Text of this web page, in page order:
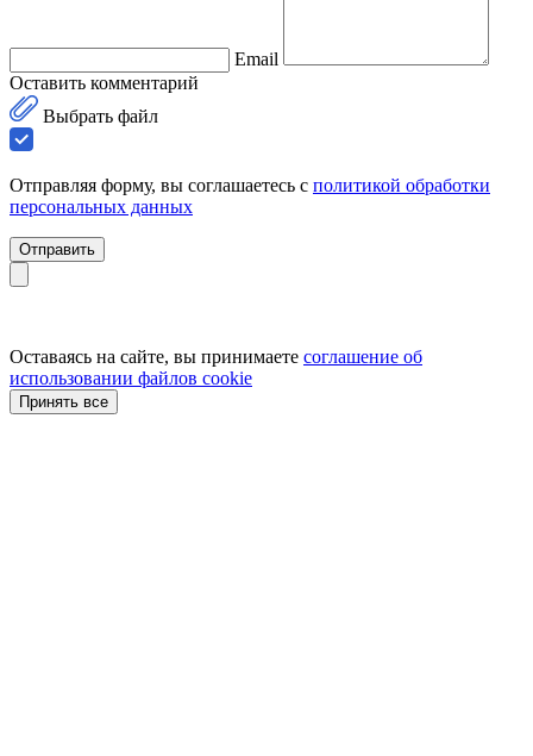
Email
Оставить комментарий
Выбрать файл
Отправляя форму, вы соглашаетесь с политикой обработки
персональных данных
Отправить
Оставаясь на сайте, вы принимаете соглашение об
использовании файлов cookie
Принять все